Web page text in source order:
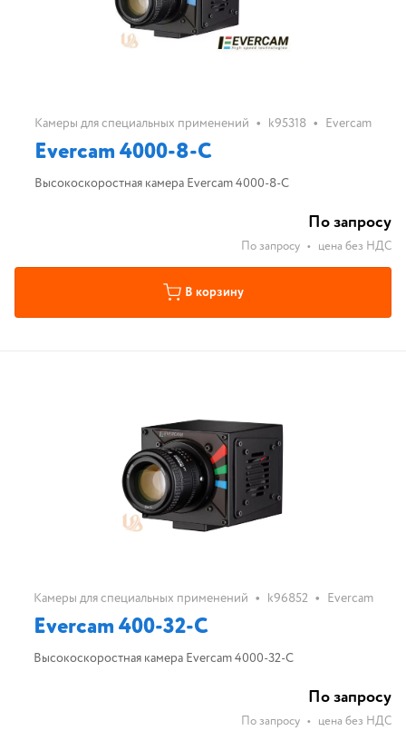
Камеры для специальных применений • k95318 • Evercam
Evercam 4000-8-С
Высокоскоростная камера Evercam 4000-8-С
По запросу
По запросу • цена без НДС
В корзину
Камеры для специальных применений • k96852 • Evercam
Evercam 400-32-C
Высокоскоростная камера Evercam 4000-32-C
По запросу
По запросу • цена без НДС